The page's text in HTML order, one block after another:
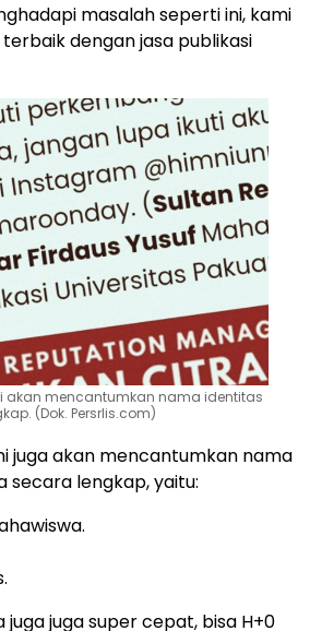
masalah seperti ini, kami
dengan jasa publikasi
akan mencantumkan nama identitas
(Dok. Persrlis.com)
juga akan mencantumkan nama
secara lengkap, yaitu:
juga juga super cepat, bisa H+0